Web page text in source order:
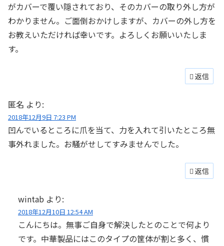
がカバーで覆い隠されており、そのカバーの取り外し方が
わかりません。ご面倒おかけしますが、カバーの外し方を
お教えいただければ幸いです。よろしくお願いいたしま
す。
返信
匿名 より:
2018年12月9日 7:23 PM
凹んでいるところに爪を当て、力を入れて引いたところ無
事外れました。お騒がせしてすみませんでした。
返信
wintab より:
2018年12月10日 12:54 AM
こんにちは。無事ご自身で解決したとのことで何より
です。中華製品にはこのタイプの筐体が割と多く、慣